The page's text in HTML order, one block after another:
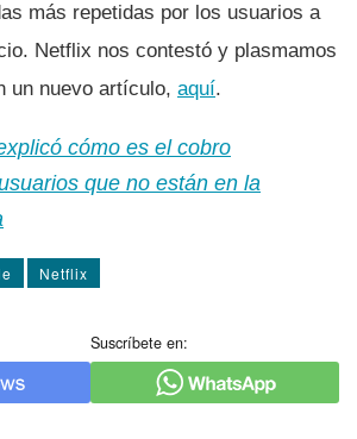
más repetidas por los usuarios a
Netflix nos contestó y plasmamos
un nuevo artículo, aquí.
cómo es el cobro
que no están en la
Netflix
Suscríbete en: